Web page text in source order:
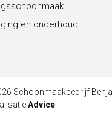
en onderhoud
Schoonmaakbedrijf
Advice